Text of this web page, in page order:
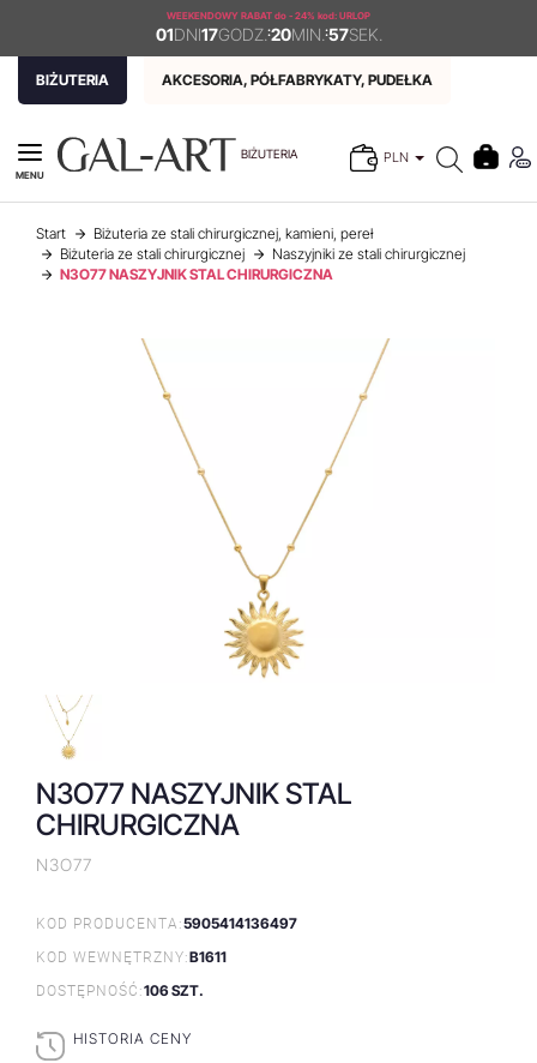
WEEKENDOWY RABAT do - 24% kod: URLOP
01DNI17GODZ. :20MIN. :57SEK.
BIŻUTERIA AKCESORIA, PÓŁFABRYKATY, PUDEŁKA
BIŻUTERIA PLN
MENU
Start
Biżuteria ze stali chirurgicznej, kamieni, pereł
Biżuteria ze stali chirurgicznej
Naszyjniki ze stali chirurgicznej
N3O77 NASZYJNIK STAL CHIRURGICZNA
N3O77 NASZYJNIK STAL
CHIRURGICZNA
N3O77
KOD PRODUCENTA:5905414136497
KOD WEWNĘTRZNY:B1611
DOSTĘPNOŚĆ:106 SZT.
HISTORIA CENY